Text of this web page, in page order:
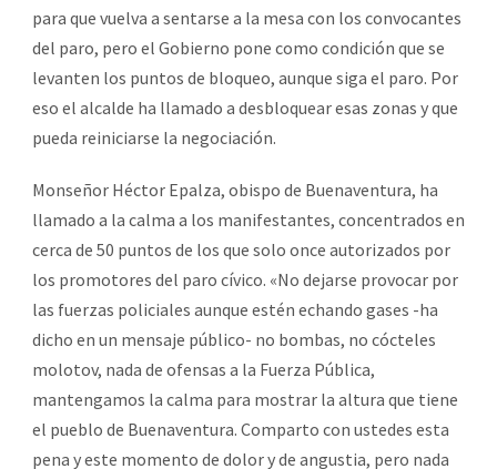
para que vuelva a sentarse a la mesa con los convocantes
del paro, pero el Gobierno pone como condición que se
levanten los puntos de bloqueo, aunque siga el paro. Por
eso el alcalde ha llamado a desbloquear esas zonas y que
pueda reiniciarse la negociación.
Monseñor Héctor Epalza, obispo de Buenaventura, ha
llamado a la calma a los manifestantes, concentrados en
cerca de 50 puntos de los que solo once autorizados por
los promotores del paro cívico. «No dejarse provocar por
las fuerzas policiales aunque estén echando gases -ha
dicho en un mensaje público- no bombas, no cócteles
molotov, nada de ofensas a la Fuerza Pública,
mantengamos la calma para mostrar la altura que tiene
el pueblo de Buenaventura. Comparto con ustedes esta
pena y este momento de dolor y de angustia, pero nada